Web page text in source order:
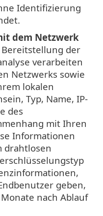
Identifizierung
dem Netzwerk
der
verarbeiten
Netzwerks sowie
lokalen
Typ, Name, IP-
des
mit Ihren
Informationen
drahtlosen
geben,
nach Ablauf